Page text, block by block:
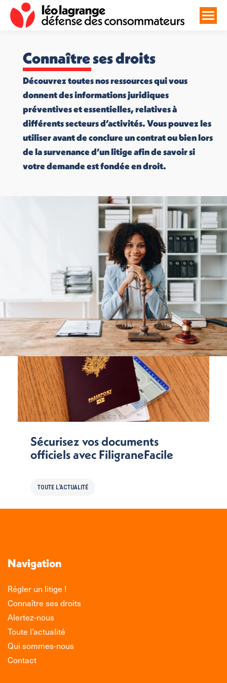
Connaître ses droits
Découvrez toutes nos ressources qui vous
donnent des informations juridiques
préventives et essentielles, relatives à
différents secteurs d’activités. Vous pouvez les
utiliser avant de conclure un contrat ou bien lors
de la survenance d’un litige afin de savoir si
votre demande est fondée en droit.
Sécurisez vos documents
officiels avec FiligraneFacile
TOUTE L'ACTUALITÉ
Navigation
Régler un litige !
Connaître ses droits
Alertez-nous
Toute l’actualité
Qui sommes-nous
Contact